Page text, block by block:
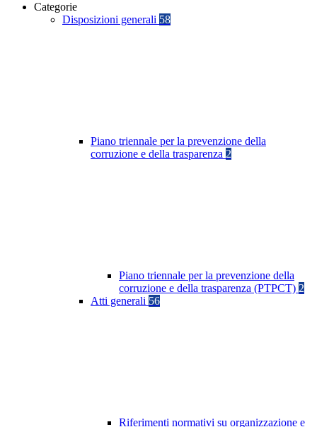
Categorie
Disposizioni generali 58
Piano triennale per la prevenzione della
corruzione e della trasparenza 2
Piano triennale per la prevenzione della
corruzione e della trasparenza (PTPCT) 2
Atti generali 56
Riferimenti normativi su organizzazione e